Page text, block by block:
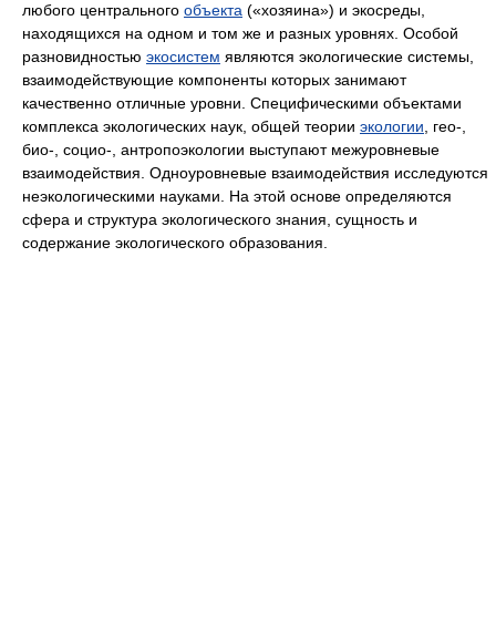
любого центрального объекта («хозяина») и экосреды,
находящихся на одном и том же и разных уровнях. Особой
разновидностью экосистем являются экологические системы,
взаимодействующие компоненты которых занимают
качественно отличные уровни. Специфическими объектами
комплекса экологических наук, общей теории экологии , гео-,
био-, социо-, антропоэкологии выступают межуровневые
взаимодействия. Одноуровневые взаимодействия исследуются
неэкологическими науками. На этой основе определяются
сфера и структура экологического знания, сущность и
содержание экологического образования.